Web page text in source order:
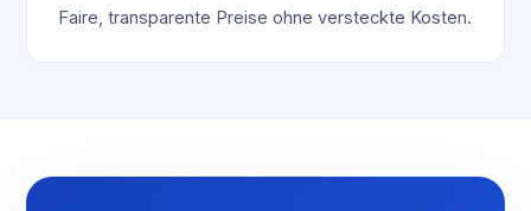
Faire, transparente Preise ohne versteckte Kosten.